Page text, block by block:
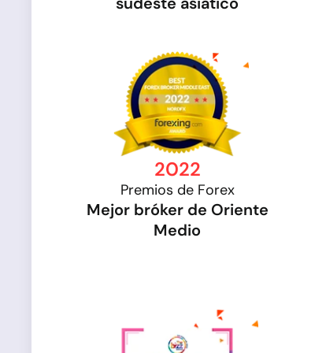
2022
Premios de Forex
Mejor bróker de Oriente
Medio